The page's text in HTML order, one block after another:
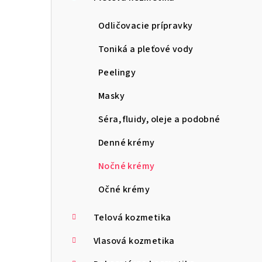
Odličovacie prípravky
Toniká a pleťové vody
Peelingy
Masky
Séra, fluidy, oleje a podobné
Denné krémy
Nočné krémy
Očné krémy
Telová kozmetika
Vlasová kozmetika